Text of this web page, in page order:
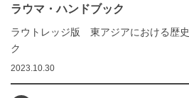
ラウマ・ハンドブック
ラウトレッジ版 東アジアにおける歴
ク
2023.10.30